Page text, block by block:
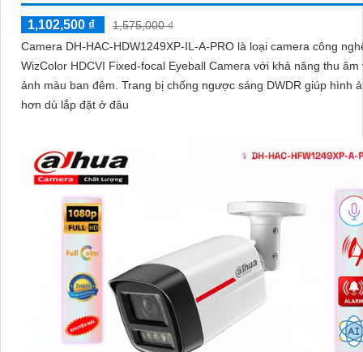
1,102,500 ₫
1,575,000 ₫
Camera DH-HAC-HDW1249XP-IL-A-PRO là loại camera công
WizColor HDCVI Fixed-focal Eyeball Camera với khả năng thu âm
ảnh màu ban đêm. Trang bị chống ngược sáng DWDR giúp hình ảnh rõ
hơn dù lắp đặt ở đâu